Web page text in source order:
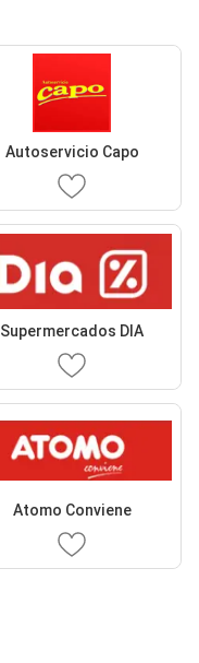
Autoservicio Capo
Supermercados DIA
Atomo Conviene